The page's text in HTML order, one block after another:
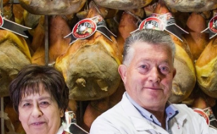
DEL
PARMA